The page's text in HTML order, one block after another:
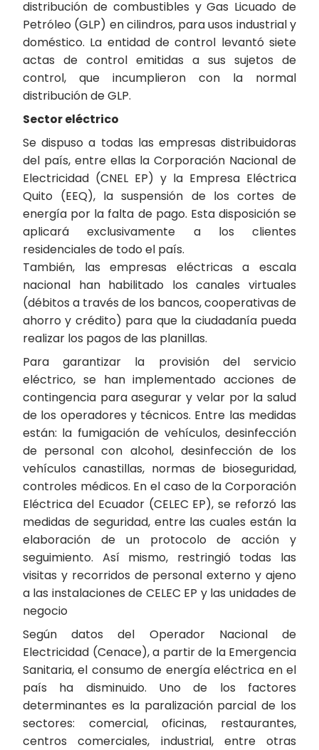
distribución de combustibles y Gas Licuado de
Petróleo (GLP) en cilindros, para usos industrial y
doméstico. La entidad de control levantó siete
actas de control emitidas a sus sujetos de
control, que incumplieron con la normal
distribución de GLP.
Sector eléctrico
Se dispuso a todas las empresas distribuidoras
del país, entre ellas la Corporación Nacional de
Electricidad (CNEL EP) y la Empresa Eléctrica
Quito (EEQ), la suspensión de los cortes de
energía por la falta de pago. Esta disposición se
aplicará exclusivamente a los clientes
residenciales de todo el país.
También, las empresas eléctricas a escala
nacional han habilitado los canales virtuales
(débitos a través de los bancos, cooperativas de
ahorro y crédito) para que la ciudadanía pueda
realizar los pagos de las planillas.
Para garantizar la provisión del servicio
eléctrico, se han implementado acciones de
contingencia para asegurar y velar por la salud
de los operadores y técnicos. Entre las medidas
están: la fumigación de vehículos, desinfección
de personal con alcohol, desinfección de los
vehículos canastillas, normas de bioseguridad,
controles médicos. En el caso de la Corporación
Eléctrica del Ecuador (CELEC EP), se reforzó las
medidas de seguridad, entre las cuales están la
elaboración de un protocolo de acción y
seguimiento. Así mismo, restringió todas las
visitas y recorridos de personal externo y ajeno
a las instalaciones de CELEC EP y las unidades de
negocio
Según datos del Operador Nacional de
Electricidad (Cenace), a partir de la Emergencia
Sanitaria, el consumo de energía eléctrica en el
país ha disminuido. Uno de los factores
determinantes es la paralización parcial de los
sectores: comercial, oficinas, restaurantes,
centros comerciales, industrial, entre otras